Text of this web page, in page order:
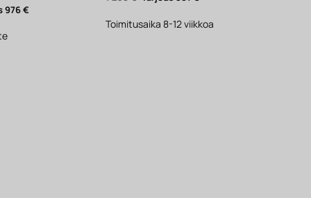
976€Nykyinen
hinta
hinta
1
258 €.
981 €.
Toimitusaika 8-12 viikkoa